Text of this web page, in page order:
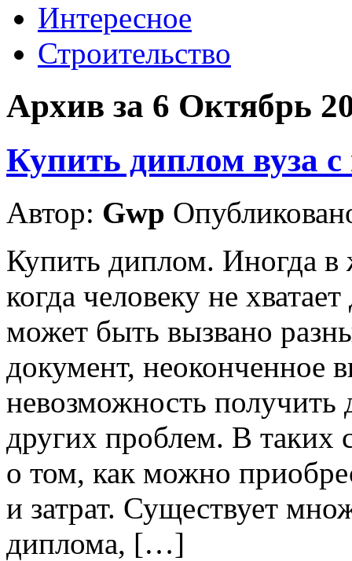
Интересное
Строительство
Архив за 6 Октябрь
Купить диплом вуза
Автор: Gwp
Купить диплом. Иногда в
когда человеку не
может быть вызвано
документ, неоконченное
невозможность
других проблем. В таких
о том, как можно
и затрат. Существует
диплома, […]